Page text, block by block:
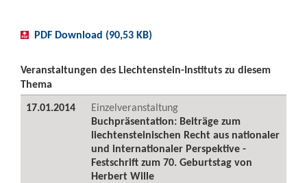
PDF Download (90,53 KB)
Veranstaltungen des Liechtenstein-Instituts zu diesem
Thema
17.01.2014
Einzelveranstaltung
Buchpräsentation: Beiträge zum
liechtensteinischen Recht aus nationaler
und internationaler Perspektive -
Festschrift zum 70. Geburtstag von
Herbert Wille